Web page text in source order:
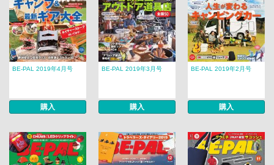
BE-PAL 2019年4月号
購入
BE-PAL 2019年3月号
購入
BE-PAL 2019年2月号
購入